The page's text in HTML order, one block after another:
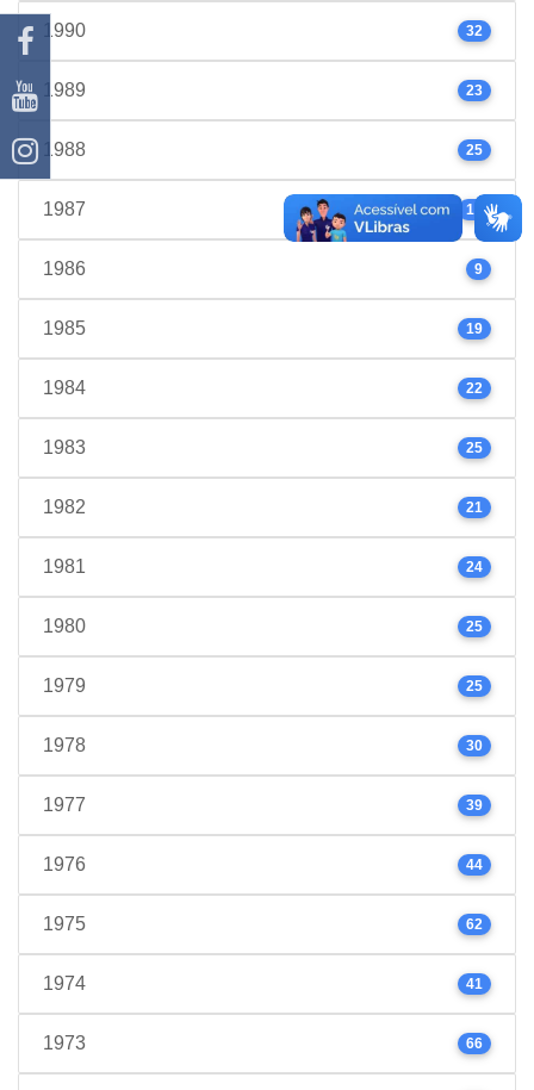
1990 32
1989 23
1988 25
1987 17
1986 9
1985 19
1984 22
1983 25
1982 21
1981 24
1980 25
1979 25
1978 30
1977 39
1976 44
1975 62
1974 41
1973 66